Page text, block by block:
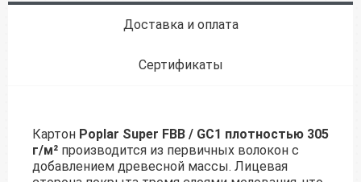
Доставка и оплата
Сертификаты
Картон Poplar Super FBB / GC1 плотностью 305
г/м² производится из первичных волокон с
добавлением древесной массы. Лицевая